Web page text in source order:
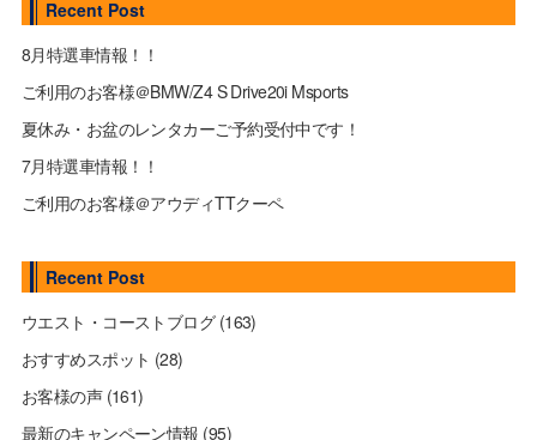
Recent Post
8月特選車情報！！
ご利用のお客様＠BMW/Z4 S Drive20i Msports
夏休み・お盆のレンタカーご予約受付中です！
7月特選車情報！！
ご利用のお客様＠アウディTTクーペ
Recent Post
ウエスト・コーストブログ(163)
おすすめスポット (28)
お客様の声(161)
最新のキャンペーン情報 (95)